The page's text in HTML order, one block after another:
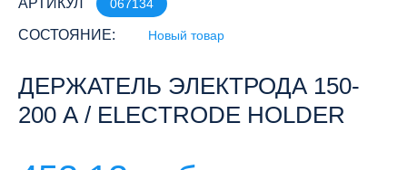
067134
СОСТОЯНИЕ: Новый товар
ДЕРЖАТЕЛЬ ЭЛЕКТРОДА 150-
200 А / ELECTRODE HOLDER